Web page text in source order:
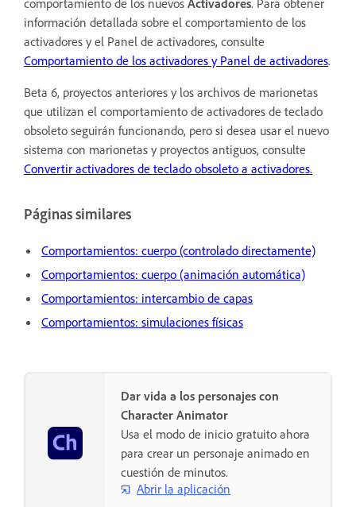
información detallada sobre el comportamiento de los
activadores y el Panel de activadores, consulte
Comportamiento de los activadores y Panel de activadores.
Beta 6, proyectos anteriores y los archivos de marionetas
que utilizan el comportamiento de activadores de teclado
obsoleto seguirán funcionando, pero si desea usar el nuevo
sistema con marionetas y proyectos antiguos, consulte
Convertir activadores de teclado obsoleto a activadores.
Páginas similares
Comportamientos: cuerpo (controlado directamente)
Comportamientos: cuerpo (animación automática)
Comportamientos: intercambio de capas
Comportamientos: simulaciones físicas
Dar vida a los personajes con
Character Animator
Usa el modo de inicio gratuito ahora
para crear un personaje animado en
cuestión de minutos.
Abrir la aplicación